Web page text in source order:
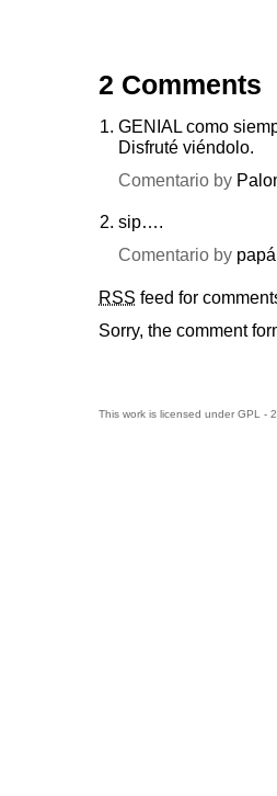
2 Comments
GENIAL como
Disfruté viéndolo.
Comentario by
sip….
Comentario by papá
RSS feed for
Sorry, the comment
This work is licensed under GPL -